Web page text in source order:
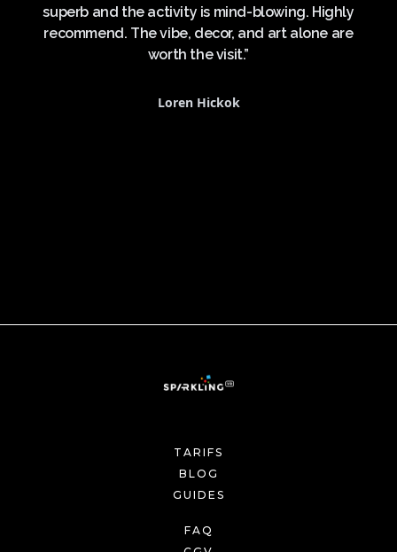
superb and the activity is mind-blowing. Highly
recommend. The vibe, decor, and art alone are
worth the visit.”
Loren Hickok
TARIFS
BLOG
GUIDES
FAQ